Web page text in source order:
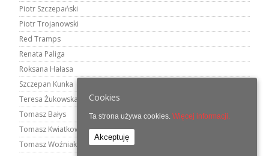
Piotr Szczepański
Piotr Trojanowski
Red Tramps
Renata Paliga
Roksana Hałasa
Szczepan Kunka
Teresa Żukowska
Tomasz Bałys
Tomasz Kwiatkowski
Tomasz Woźniak
Cookies
Ta strona używa cookies. Więcej informacji.
Akceptuję